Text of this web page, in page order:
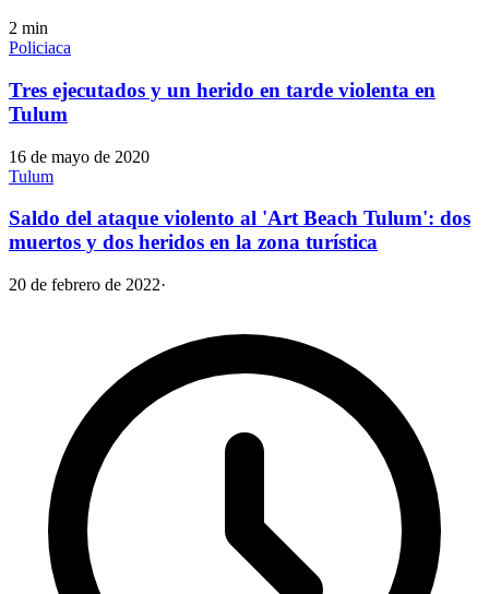
2 min
Policiaca
Tres ejecutados y un herido en tarde violenta en
Tulum
16 de mayo de 2020
Tulum
Saldo del ataque violento al 'Art Beach Tulum': dos
muertos y dos heridos en la zona turística
20 de febrero de 2022·